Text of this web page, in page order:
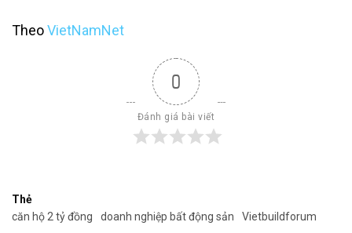
TheoVietNamNet
0
Đánh giá bài viết
Thẻ
căn hộ 2 tỷ đồng
doanh nghiệp bất động sản Vietbuildforum